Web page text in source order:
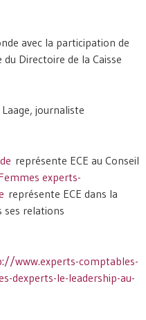
avec la participation de
Directoire de la Caisse
journaliste
représente ECE au Conseil
experts-
représente ECE dans la
ses relations
www.experts-comptables-
dexperts-le-leadership-au-